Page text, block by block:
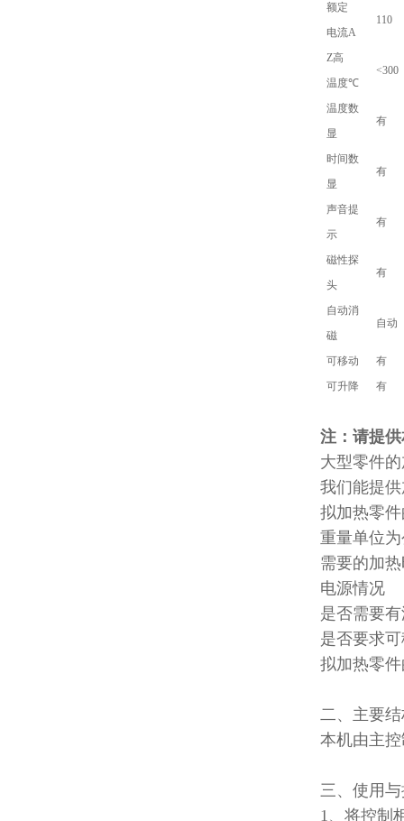
额定
电流A
110
Z高
温度℃
<300
温度数
显
有
时间数
显
有
声音提
示
有
磁性探
头
有
自动消
磁
自动
可移动
有
可升降
有
注：请提
大型零件
我们能提
拟加热零
重量单位
需要的加
电源情况
是否需要
是否要求
拟加热零
二、主要
本机由主
三、使用
1、将控制